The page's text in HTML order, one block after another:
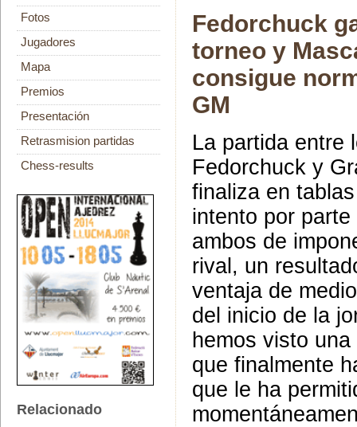
Fedorchuck
torneo y
consigue
GM
La partida entre
Fedorchuck y
finaliza en
intento por parte
ambos de
rival, un
ventaja de
del inicio de la
hemos visto
que finalmente
que le ha
Fotos
Jugadores
Mapa
Premios
Presentación
Retrasmision partidas
Chess-results
Relacionado